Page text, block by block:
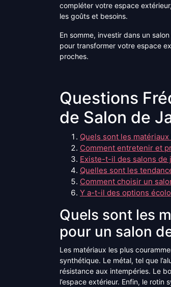
compléter votre espace
les goûts et besoins.
En somme, investir dans un
pour transformer votre espace
proches.
Questions
de Salon de
Quels sont les
Comment entretenir et
Existe-t-il des salons de
Quelles sont les
Comment choisir un
Y a-t-il des options
Quels sont les
pour un salon
Les matériaux les plus
synthétique. Le métal, tel que
résistance aux intempéries. Le
l’espace extérieur. Enfin, le